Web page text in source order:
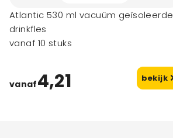
Atlantic 530 ml vacuüm geïsoleerde
drinkfles
vanaf 10 stuks
vanaf4,21 bekijk